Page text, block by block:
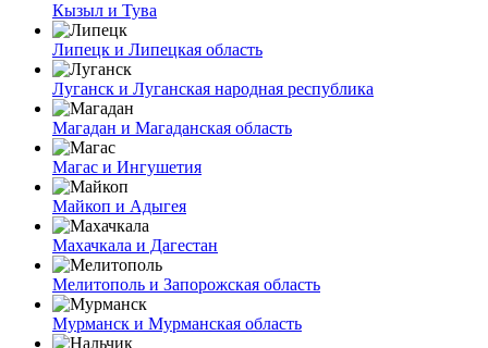
Кызыл и Тува
Липецк и Липецкая область
Луганск и Луганская народная республика
Магадан и Магаданская область
Магас и Ингушетия
Майкоп и Адыгея
Махачкала и Дагестан
Мелитополь и Запорожская область
Мурманск и Мурманская область